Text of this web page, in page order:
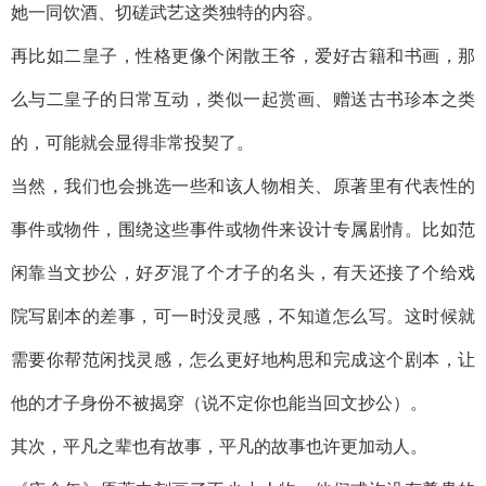
她一同饮酒、切磋武艺这类独特的内容。
再比如二皇子，性格更像个闲散王爷，爱好古籍和书画，那
么与二皇子的日常互动，类似一起赏画、赠送古书珍本之类
的，可能就会显得非常投契了。
当然，我们也会挑选一些和该人物相关、原著里有代表性的
事件或物件，围绕这些事件或物件来设计专属剧情。比如范
闲靠当文抄公，好歹混了个才子的名头，有天还接了个给戏
院写剧本的差事，可一时没灵感，不知道怎么写。这时候就
需要你帮范闲找灵感，怎么更好地构思和完成这个剧本，让
他的才子身份不被揭穿（说不定你也能当回文抄公）。
其次，平凡之辈也有故事，平凡的故事也许更加动人。